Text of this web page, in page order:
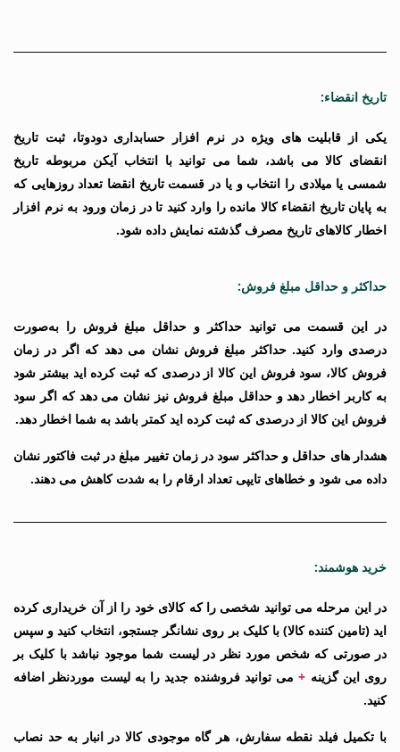
تاریخ انقضاء:
یکی از قابلیت های ویژه در نرم افزار حسابداری دودوتا، ثبت تاریخ
انقضای کالا می باشد، شما می توانید با انتخاب آیکن مربوطه تاریخ
شمسی یا میلادی را انتخاب و یا در قسمت تاریخ انقضا تعداد روزهایی که
به پایان تاریخ انقضاء کالا مانده را وارد کنید تا در زمان ورود به نرم افزار
اخطار کالاهای تاریخ مصرف گذشته نمایش داده شود.
حداکثر و حداقل مبلغ فروش:
در این قسمت می توانید حداکثر و حداقل مبلغ فروش را به‌صورت
درصدی وارد کنید. حداکثر مبلغ فروش نشان می دهد که اگر در زمان
فروش کالا، سود فروش این کالا از درصدی که ثبت کرده اید بیشتر شود
به کاربر اخطار دهد و حداقل مبلغ فروش نیز نشان می دهد که اگر سود
فروش این کالا از درصدی که ثبت کرده اید کمتر باشد به شما اخطار دهد.
هشدار های حداقل و حداکثر سود در زمان تغییر مبلغ در ثبت فاکتور نشان
داده می شود و خطاهای تایپی تعداد ارقام را به شدت کاهش می دهند.
خرید هوشمند:
در این مرحله می توانید شخصی را که کالای خود را از آن خریداری کرده
اید (تامین کننده کالا) با کلیک بر روی نشانگر جستجو، انتخاب کنید و سپس
در صورتی که شخص مورد نظر در لیست شما موجود نباشد با کلیک بر
روی این گزینه +می توانید فروشنده جدید را به لیست موردنظر اضافه
کنید.
با تکمیل فیلد نقطه سفارش، هر گاه موجودی کالا در انبار به حد نصاب